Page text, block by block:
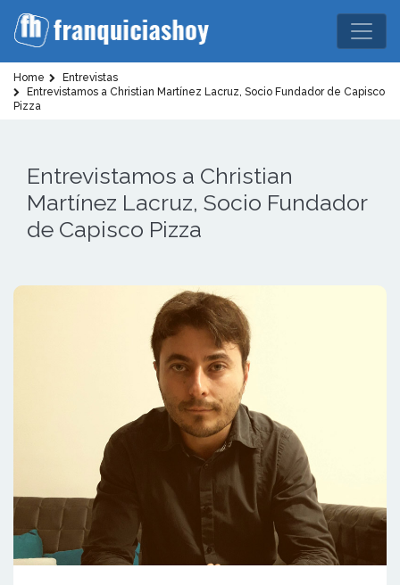
Home
Entrevistas
Entrevistamos a Christian Martínez Lacruz, Socio Fundador de Capisco
Pizza
Entrevistamos a Christian
Martínez Lacruz, Socio Fundador
de Capisco Pizza